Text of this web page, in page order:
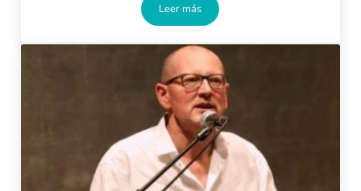
Leer másMindfulness ¿Cambia la experiencia?